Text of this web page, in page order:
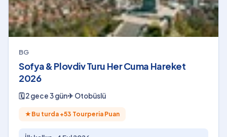
BG
Sofya & Plovdiv Turu Her Cuma Hareket
2026
🗓2 gece 3 gün✈Otobüslü
★ Bu turda +53 Tourperia Puan